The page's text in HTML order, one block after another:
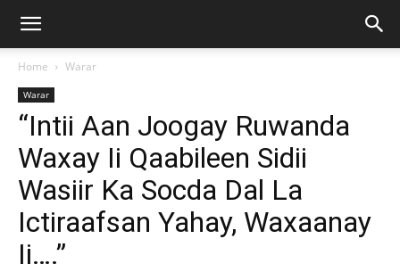
Home Warar
Warar
“Intii Aan Joogay Ruwanda
Waxay Ii Qaabileen Sidii
Wasiir Ka Socda Dal La
Ictiraafsan Yahay, Waxaanay
Ii….”